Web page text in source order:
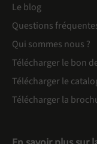
Le blog
Questions
Qui sommes nous ?
Télécharger le bon
Télécharger le
Télécharger la